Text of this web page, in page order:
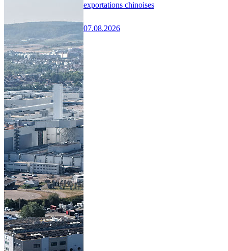
exportations chinoises
07.08.2026